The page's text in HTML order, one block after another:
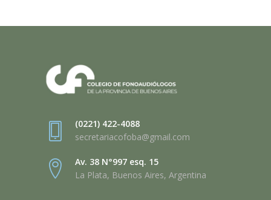
(0221) 422-4088
secretariacofoba@gmail.com
Av. 38 N°997 esq. 15
La Plata, Buenos Aires, Argentina